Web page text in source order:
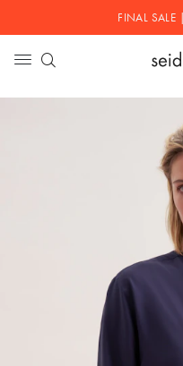
FINAL SALE |